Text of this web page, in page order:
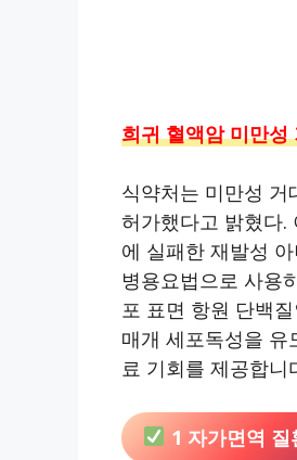
희귀 혈액암 미만
식약처는 미만성
허가했다고 밝혔다.
에 실패한 재발성
병용요법으로 사용
포 표면 항원 단백
매개 세포독성을 유
료 기회를 제공합니
1 자가면역 질